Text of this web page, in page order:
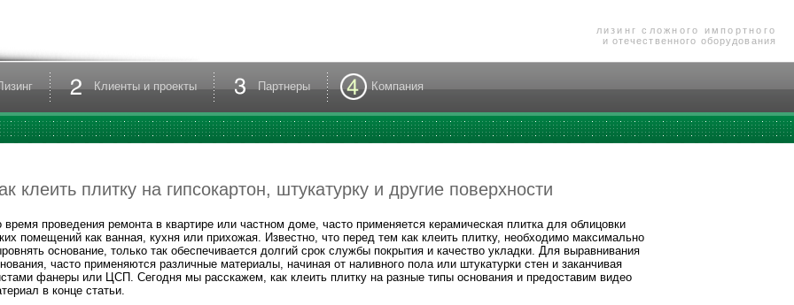
лизинг сложного импортного
и отечественного оборудования
Клиенты и проекты Партнеры Компания
клеить плитку на гипсокартон, штукатурку и другие поверхности
время проведения ремонта в квартире или частном доме, часто применяется керамическая плитка для облицовки
помещений как ванная, кухня или прихожая. Известно, что перед тем как клеить плитку, необходимо максимально
основание, только так обеспечивается долгий срок службы покрытия и качество укладки. Для выравнивания
часто применяются различные материалы, начиная от наливного пола или штукатурки стен и заканчивая
фанеры или ЦСП. Сегодня мы расскажем, как клеить плитку на разные типы основания и предоставим видео
в конце статьи.